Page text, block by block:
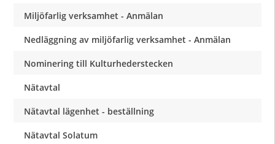
Miljöfarlig verksamhet - Anmälan
Nedläggning av miljöfarlig verksamhet - Anmälan
Nominering till Kulturhederstecken
Nätavtal
Nätavtal lägenhet - beställning
Nätavtal Solatum